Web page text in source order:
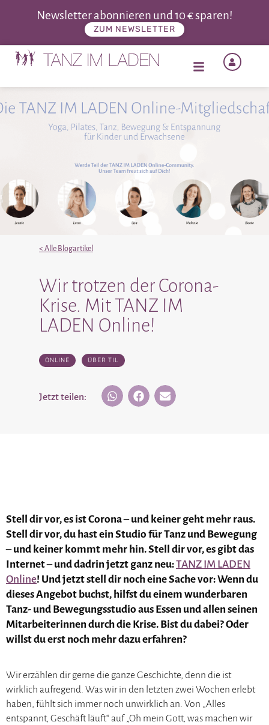
Newsletter abonnieren und 10 € sparen!
ZUM NEWSLETTER
< Alle Blogartikel
Wir trotzen der Corona-
Krise. Mit TANZ IM
LADEN Online!
ONLINE , ÜBER TIL
Jetzt teilen:
Stell dir vor, es ist Corona – und keiner geht mehr raus.
Stell dir vor, du hast ein Studio für Tanz und Bewegung
– und keiner kommt mehr hin. Stell dir vor, es gibt das
Internet – und dadrin jetzt ganz neu:TANZ IM LADEN
Online! Und jetzt stell dir noch eine Sache vor: Wenn du
dieses Angebot buchst, hilfst du einem wunderbaren
Tanz- und Bewegungsstudio aus Essen und allen seinen
Mitarbeiterinnen durch die Krise. Bist du dabei? Oder
willst du erst noch mehr dazu erfahren?
Wir erzählen dir gerne die ganze Geschichte, denn die ist
wirklich aufregend. Was wir in den letzten zwei Wochen erlebt
haben, fühlt sich immer noch unwirklich an. Von „Alles
entspannt, Geschäft läuft“ auf „Oh mein Gott, was machen wir